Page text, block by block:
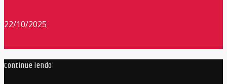
22/10/2025
Continue lendo